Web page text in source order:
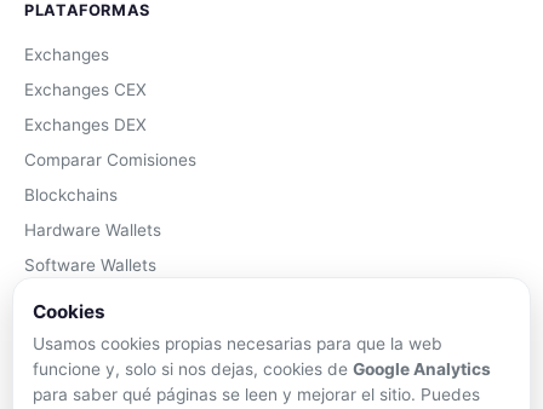
PLATAFORMAS
Exchanges
Exchanges CEX
Exchanges DEX
Comparar Comisiones
Blockchains
Hardware Wallets
Software Wallets
Mejor Wallet
Gastar Criptomonedas
APRENDER
Cookies
Usamos cookies propias necesarias para que la web
funcione y, solo si nos dejas, cookies de Google Analytics
para saber qué páginas se leen y mejorar el sitio. Puedes